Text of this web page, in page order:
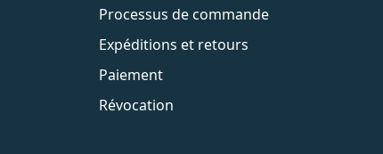
Processus de commande
Expéditions et retours
Paiement
Révocation